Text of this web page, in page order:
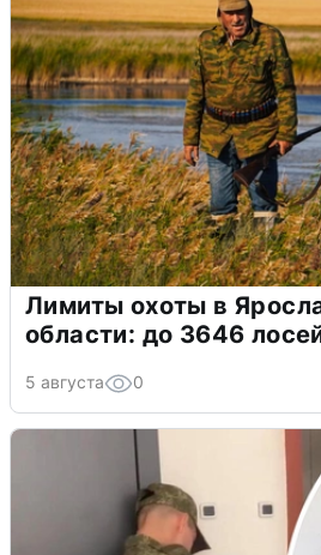
Лимиты охоты в
области: до 3646
5 августа 0